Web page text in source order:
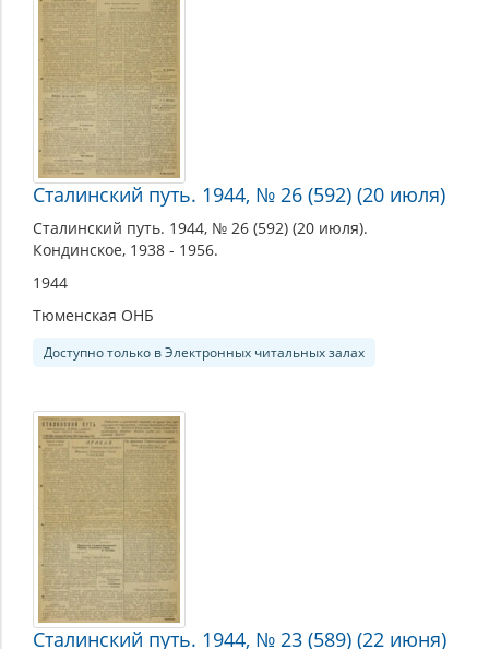
Сталинский путь. 1944, № 26 (592) (20 июля)
Сталинский путь. 1944, № 26 (592) (20 июля).
Кондинское, 1938 - 1956.
1944
Тюменская ОНБ
Доступно только в Электронных читальных залах
Сталинский путь. 1944, № 23 (589) (22 июня)